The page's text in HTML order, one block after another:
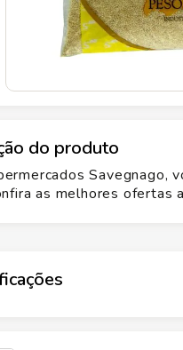
do produto
Savegnago,
as melhores ofertas